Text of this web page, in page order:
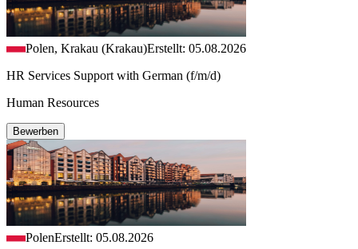
Polen, Krakau (Krakau)Erstellt: 05.08.2026
HR Services Support with German (f/m/d)
Human Resources
Bewerben
PolenErstellt: 05.08.2026